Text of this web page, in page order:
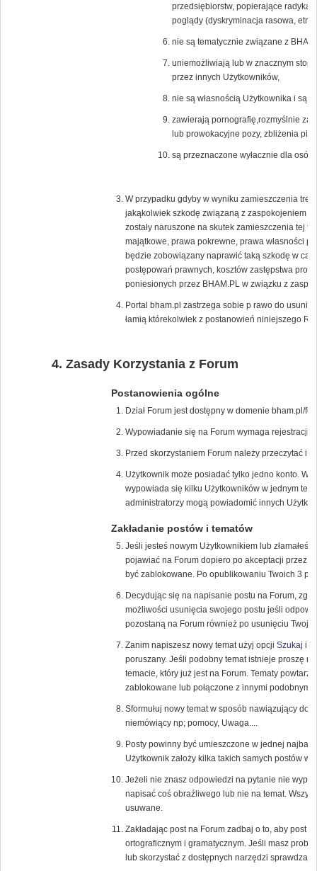
przedsiębiorstw, popierające
poglądy (dyskryminacja rasowa,
nie są tematycznie związane z
uniemożliwiają lub w znacznym
przez innych Użytkowników,
nie są własnością Użytkownika i są
zawierają pornografię,rozmyślnie
lub prowokacyjne pozy, zbliżenia
są przeznaczone wyłacznie dla osób
W przypadku gdyby w wyniku zamieszczenia
jakąkolwiek szkodę związaną z zaspokojeniem
zostały naruszone na skutek zamieszczenia tej
majątkowe, prawa pokrewne, prawa własności
będzie zobowiązany naprawić taką szkodę w
postępowań prawnych, kosztów zastępstwa
poniesionych przez BHAM.PL w związku z
Portal bham.pl zastrzega sobie p rawo do
łamią którekolwiek z postanowień niniejszego
Zasady Korzystania z Forum
Postanowienia ogólne
Dział Forum jest dostępny w domenie bham.pl/
Wypowiadanie się na Forum wymaga rejestracji
Przed skorzystaniem Forum należy przeczytać i
Użytkownik może posiadać tylko jedno konto. W
wypowiada się kilku Użytkowników w jednym
administratorzy mogą powiadomić innych
Zakładanie postów i tematów
Jeśli jesteś nowym Użytkownikiem lub
pojawiać na Forum dopiero po akceptacji przez
być zablokowane. Po opublikowaniu Twoich 3
Decydując się na napisanie postu na Forum,
możliwości usunięcia swojego postu jeśli
pozostaną na Forum również po usunięciu
Zanim napiszesz nowy temat użyj opcji Szukaj i
poruszany. Jeśli podobny temat istnieje proszę
temacie, który już jest na Forum. Tematy
zablokowane lub połączone z innymi podobnymi
Sformułuj nowy temat w sposób nawiązujący do
niemówiący np; pomocy, Uwaga....
Posty powinny być umieszczone w jednej
Użytkownik założy kilka takich samych postów
Jeżeli nie znasz odpowiedzi na pytanie nie
napisać coś obraźliwego lub nie na temat.
usuwane.
Zakładając post na Forum zadbaj o to, aby post
ortograficznym i gramatycznym. Jeśli masz
lub skorzystać z dostępnych narzędzi